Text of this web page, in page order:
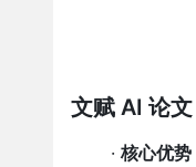
文赋 AI 论文
· 核心优势